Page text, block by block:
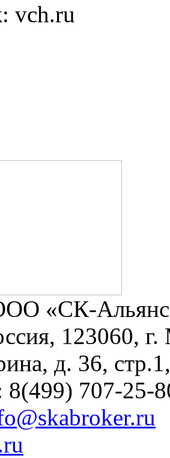
vch.ru
«СК-
123060, г.
д. 36,
8(499) 707-25-